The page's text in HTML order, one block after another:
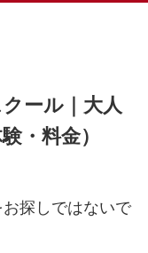
ール｜大人
・料金）
探しではないで